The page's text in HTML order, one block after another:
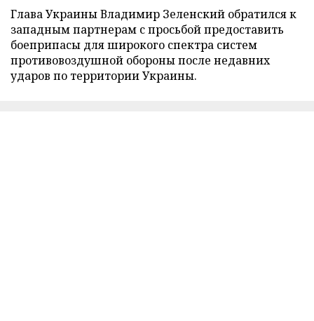
Глава Украины Владимир Зеленский обратился к
западным партнерам с просьбой предоставить
боеприпасы для широкого спектра систем
противовоздушной обороны после недавних
ударов по территории Украины.